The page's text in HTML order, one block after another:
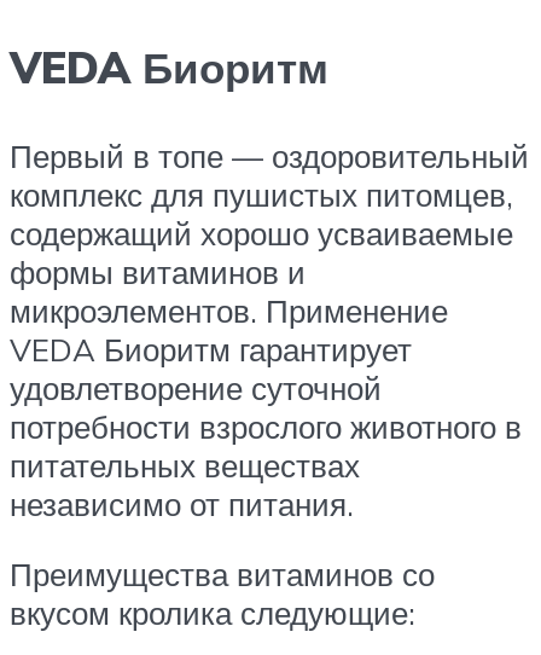
VEDA Биоритм
Первый в топе — оздоровительный
комплекс для пушистых питомцев,
содержащий хорошо усваиваемые
формы витаминов и
микроэлементов. Применение
VEDA Биоритм гарантирует
удовлетворение суточной
потребности взрослого животного в
питательных веществах
независимо от питания.
Преимущества витаминов со
вкусом кролика следующие: